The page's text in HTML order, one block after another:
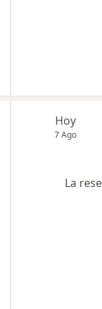
Hoy
7 Ago
La